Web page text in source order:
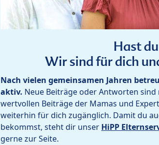
Hast
Wir sind für dich
Nach vielen gemeinsamen Jahren
aktiv. Neue Beiträge oder Antworten
wertvollen Beiträge der Mamas und
weiterhin für dich zugänglich. Damit du
bekommst, steht dir unser HiPP
gerne zur Seite.